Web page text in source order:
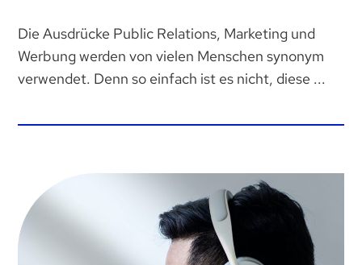
Die Ausdrücke Public Relations, Marketing und
Werbung werden von vielen Menschen synonym
verwendet. Denn so einfach ist es nicht, diese ...